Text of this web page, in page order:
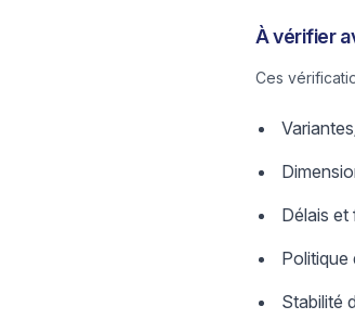
À vérifier
Ces
Délais et
Politique
Stabilité